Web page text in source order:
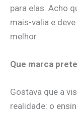
para elas. Acho
mais-valia e
melhor.
Que marca
​Gostava que a
realidade: o